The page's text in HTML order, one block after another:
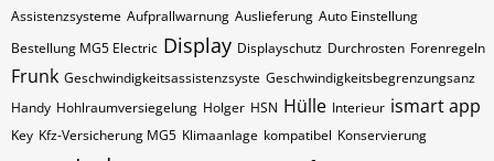
Assistenzsysteme Aufprallwarnung Auslieferung Auto Einstellung
Bestellung MG5 Electric Display Displayschutz Durchrosten Forenregeln
Frunk Geschwindigkeitsassistenzsyste Geschwindigkeitsbegrenzungsanz
Handy Hohlraumversiegelung Holger HSN Hülle Interieur ismart app
Key Kfz-Versicherung MG5 Klimaanlage kompatibel Konservierung